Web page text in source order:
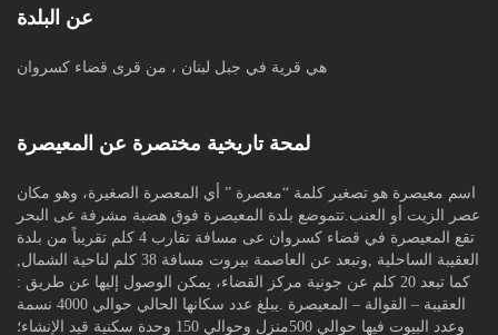
عن البلدة
هي قرية في جبل لبنان ، من قرى قضاء كسروان
لمحة تاريخية مختصرة عن المعيصرة
اسم معيصرة هو تصغير كلمة “معصرة ” أي المعصرة الصغيرة، وهو مكان
عصر الزيت أو العنب.تتموضع بلدة المعيصرة فوق هضبة مشرفة عى البحر
تقع المعيصرة في قضاء كسروان عى مسافة تقارب 4 كلم تقريباً من بلدة
العقيبة الساحلية ,وتبعد عن العاصمة بيروت مسافة 38 كلم لناحية الشمال,
كما تبعد 20 كلم عن جونية مركز القضاء، يمكن الوصول إليها عن طريق :
العقيبة – القوالة – المعيصرة .يبلغ عدد سكانها الحالي حوالي 4000 نسمة
وعدد البيوت فيها حوالي 500منزل وحوالي 150 وحدة سكنية قيد الإنشاء؛